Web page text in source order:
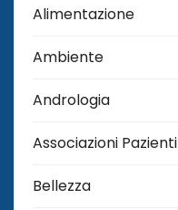
Alimentazione
Ambiente
Andrologia
Associazioni Pazienti
Bellezza